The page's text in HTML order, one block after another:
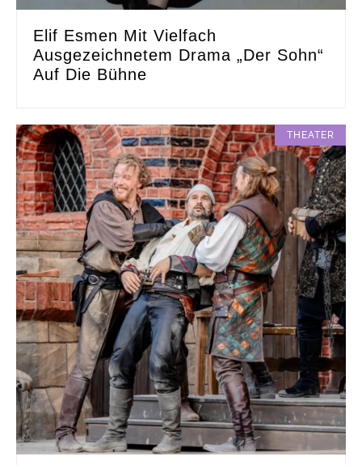
Elif Esmen Mit Vielfach
Ausgezeichnetem Drama „Der Sohn“
Auf Die Bühne
THEATER